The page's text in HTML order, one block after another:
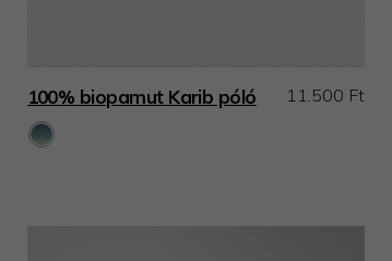
100% biopamut Karib póló 11.500 Ft